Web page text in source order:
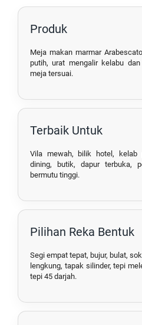
Produk
Meja makan marmar
putih, urat mengalir kelabu
meja tersuai.
Terbaik Untuk
Vila mewah, bilik hotel, kelab
dining, butik, dapur terbuka,
bermutu tinggi.
Pilihan Reka Bentuk
Segi empat tepat, bujur, bulat,
lengkung, tapak silinder, tepi
tepi 45 darjah.